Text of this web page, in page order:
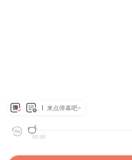
来点弹幕吧~
00:00